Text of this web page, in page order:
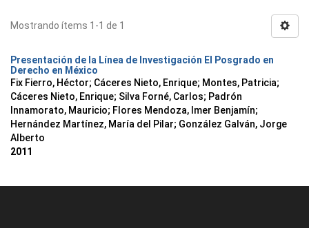
Mostrando ítems 1-1 de 1
Presentación de la Línea de Investigación El Posgrado en
Derecho en México
Fix Fierro, Héctor; Cáceres Nieto, Enrique; Montes, Patricia;
Cáceres Nieto, Enrique; Silva Forné, Carlos; Padrón
Innamorato, Mauricio; Flores Mendoza, Imer Benjamín;
Hernández Martínez, María del Pilar; González Galván, Jorge
Alberto
2011